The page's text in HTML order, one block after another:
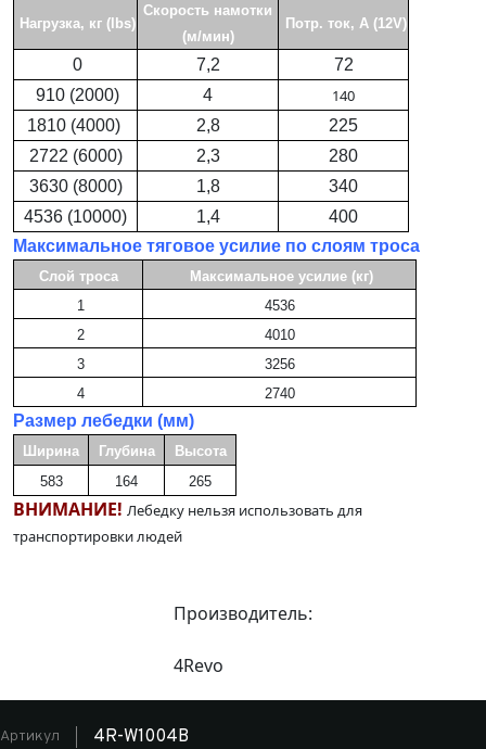
Нагрузка, кг (lbs)
Скорость намотки
(м/мин)
Потр. ток, А (12V)
0 7,2
72
910 (2000)
4 140
1810 (4000) 2,8
225
2722 (6000)
2,3
280
3630 (8000)
1,8
340
4536 (10000)
1,4
400
Максимальное тяговое усилие по слоям троса
Слой троса
Максимальное усилие (кг)
1
4536
2
4010
3
3256
4
2740
Размер лебедки (мм)
Ширина Глубина
Высота
583
164 265
ВНИМАНИЕ! Лебедку нельзя использовать для
транспортировки людей
Производитель:
4Revo
Артикул 4R-W1004B